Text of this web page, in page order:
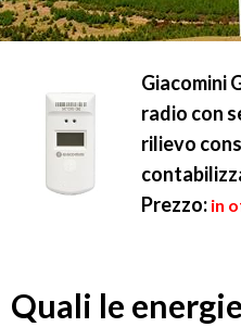
Giacomini
radio con
rilievo
Prezzo: in
Quali le